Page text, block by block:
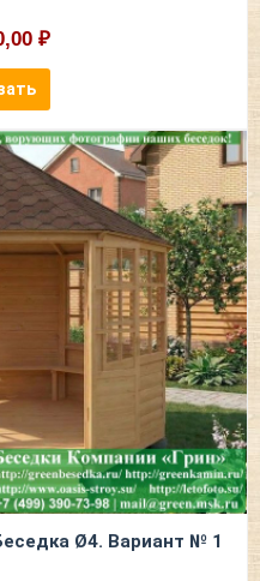
₽
Ø4. Вариант № 1